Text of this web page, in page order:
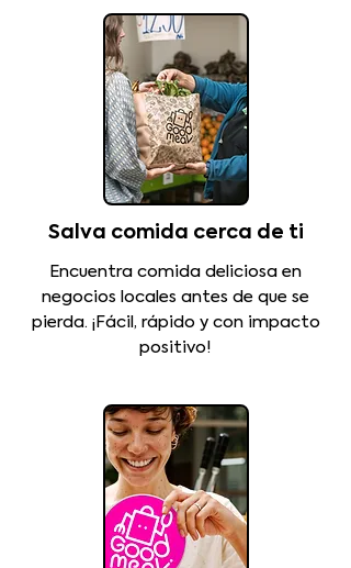
Salva comida cerca de ti
Encuentra comida deliciosa en
negocios locales antes de que se
pierda. ¡Fácil, rápido y con impacto
positivo!